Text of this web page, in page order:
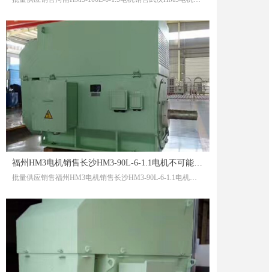
福州HM3电机销售长沙HM3-90L-6-1.1电机不可能把谁都照顾到
批量供应销售福州HM3电机销售长沙HM3-90L-6-1.1电机不可能把谁都照顾到